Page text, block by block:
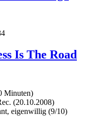
Is The Road
Minuten)
(20.10.2008)
eigenwillig (9/10)